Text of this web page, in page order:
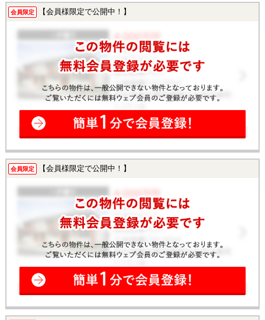
会員限定 【会員様限定で公開中！】
会員限定 【会員様限定で公開中！】